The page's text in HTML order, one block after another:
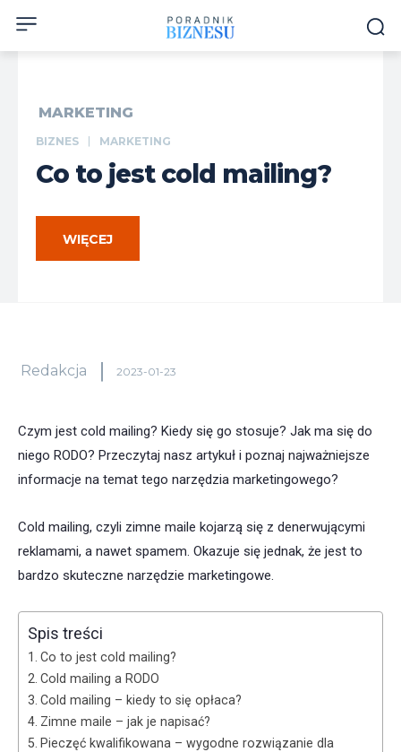
MARKETING
BIZNES MARKETING
Co to jest cold mailing?
WIĘCEJ
Redakcja 2023-01-23
Czym jest cold mailing? Kiedy się go stosuje? Jak ma się do
niego RODO? Przeczytaj nasz artykuł i poznaj najważniejsze
informacje na temat tego narzędzia marketingowego?
Cold mailing, czyli zimne maile kojarzą się z denerwującymi
reklamami, a nawet spamem. Okazuje się jednak, że jest to
bardzo skuteczne narzędzie marketingowe.
Spis treści
Co to jest cold mailing?
Cold mailing a RODO
Cold mailing – kiedy to się opłaca?
Zimne maile – jak je napisać?
Pieczęć kwalifikowana – wygodne rozwiązanie dla